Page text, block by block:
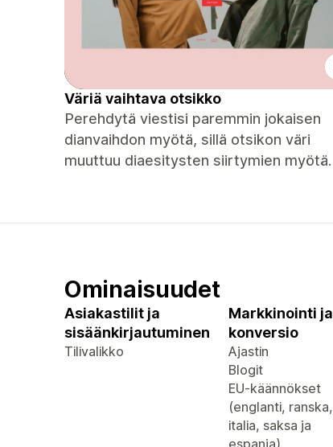
Väriä vaihtava otsikko
Perehdytä viestisi paremmin jokaisen
dianvaihdon myötä, sillä otsikon väri
muuttuu diaesitysten siirtymien myötä.
Ominaisuudet
Asiakastilit ja
sisäänkirjautuminen
Tilivalikko
Markkinointi ja
konversio
Ajastin
Blogit
EU-käännökset
(englanti, ranska,
italia, saksa ja
espanja)